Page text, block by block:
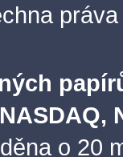
práva
NASDAQ,
o 20